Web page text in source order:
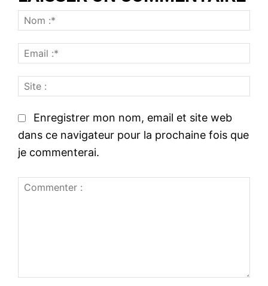
o
m
i
Enregistrer mon nom, email et site web
dans ce navigateur pour la prochaine fois que
je commenterai.